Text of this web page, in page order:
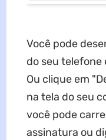
Você pode
do seu telefone
Ou clique em
na tela do seu
você pode
assinatura ou